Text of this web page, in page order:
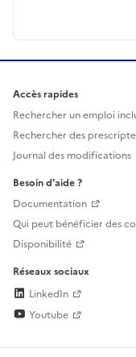
Accès rapides
Rechercher un emploi
Rechercher des
Journal des modifications
Besoin d'aide ?
Documentation
Qui peut bénéficier des
Disponibilité
Réseaux sociaux
LinkedIn
Youtube